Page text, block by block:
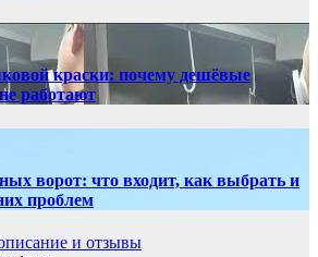
краски: почему дешёвые
работают
ворот: что входит, как выбрать и
проблем
и отзывы